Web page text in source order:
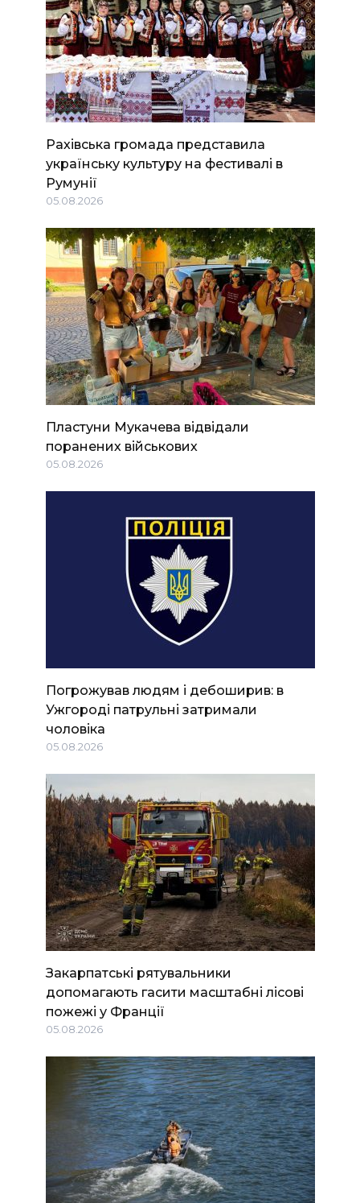
Рахівська громада представила
українську культуру на фестивалі в
Румунії
05.08.2026
Пластуни Мукачева відвідали
поранених військових
05.08.2026
Погрожував людям і дебоширив: в
Ужгороді патрульні затримали
чоловіка
05.08.2026
Закарпатські рятувальники
допомагають гасити масштабні лісові
пожежі у Франції
05.08.2026